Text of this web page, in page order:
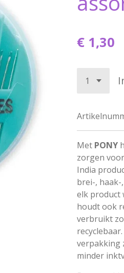
€ 1,30
Met PONY
zorgen
India
brei-, haak-
elk product
houdt ook
verbruikt
verpakking
minder